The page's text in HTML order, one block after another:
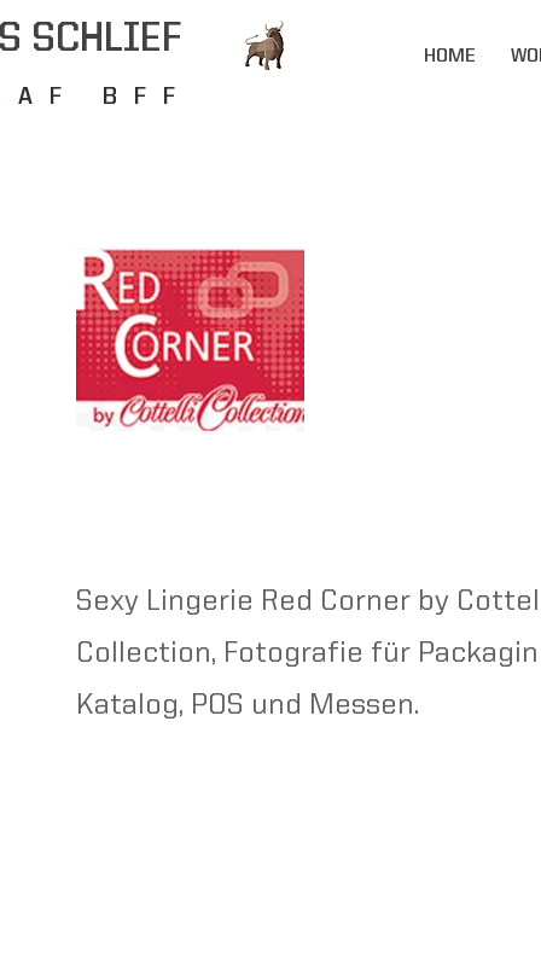
SCHLIEF
BFF
HOME
Sexy Lingerie Red Corner by
Collection, Fotografie für
Katalog, POS und Messen.